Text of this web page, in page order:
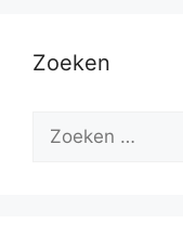
Zoeken